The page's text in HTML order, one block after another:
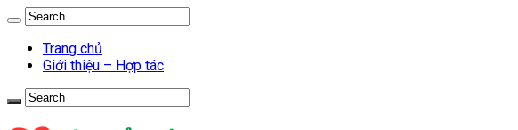
Trang chủ
Giới thiệu – Hợp tác